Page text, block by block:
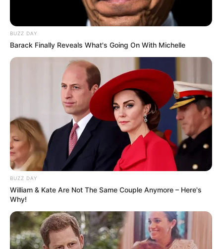
BUZZ DAY
Barack Finally Reveals What's Going On With Michelle
BUZZ DAY
William & Kate Are Not The Same Couple Anymore – Here's
Why!